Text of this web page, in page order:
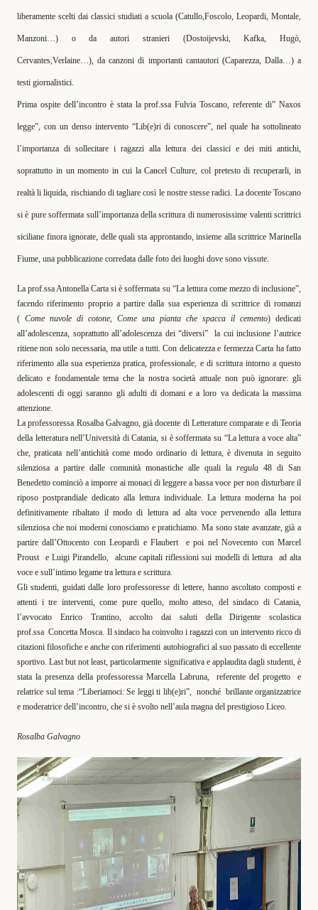
liberamente scelti dai classici studiati a scuola (Catullo,Foscolo, Leopardi, Montale,
Manzoni…) o da autori stranieri (Dostoijevski, Kafka, Hugò,
Cervantes,Verlaine…), da canzoni di importanti cantautori (Caparezza, Dalla…) a
testi giornalistici.
Prima ospite dell’incontro è stata la prof.ssa Fulvia Toscano, referente di” Naxos
legge”, con un denso intervento “Lib(e)ri di conoscere”, nel quale ha sottolineato
l’importanza di sollecitare i ragazzi alla lettura dei classici e dei miti antichi,
soprattutto in un momento in cui la Cancel Culture, col pretesto di recuperarli, in
realtà li liquida, rischiando di tagliare così le nostre stesse radici. La docente Toscano
si è pure soffermata sull’importanza della scrittura di numerosissime valenti scrittrici
siciliane finora ignorate, delle quali sta approntando, insieme alla scrittrice Marinella
Fiume, una pubblicazione corredata dalle foto dei luoghi dove sono vissute.
La prof.ssa Antonella Carta si è soffermata su “La lettura come mezzo di inclusione”,
facendo riferimento proprio a partire dalla sua esperienza di scrittrice di romanzi
( Come nuvole di cotone Come una pianta che spacca il cemento) dedicati
all’adolescenza, soprattutto all’adolescenza dei “diversi” la cui inclusione l’autrice
ritiene non solo necessaria, ma utile a tutti. Con delicatezza e fermezza Carta ha fatto
riferimento alla sua esperienza pratica, professionale, e di scrittura intorno a questo
delicato e fondamentale tema che la nostra società attuale non può ignorare: gli
adolescenti di oggi saranno gli adulti di domani e a loro va dedicata la massima
attenzione.
La professoressa Rosalba Galvagno, già docente di Letterature comparate e di Teoria
della letteratura nell’Università di Catania, si è soffermata su “La lettura a voce alta”
che, praticata nell’antichità come modo ordinario di lettura, è divenuta in seguito
silenziosa a partire dalle comunità monastiche alle quali la regula 48 di San
Benedetto cominciò a imporre ai monaci di leggere a bassa voce per non disturbare il
riposo postprandiale dedicato alla lettura individuale. La lettura moderna ha poi
definitivamente ribaltato il modo di lettura ad alta voce pervenendo alla lettura
silenziosa che noi moderni conosciamo e pratichiamo. Ma sono state avanzate, già a
partire dall’Ottocento con Leopardi e Flaubert e poi nel Novecento con Marcel
Proust e Luigi Pirandello, alcune capitali riflessioni sui modelli di lettura ad alta
voce e sull’intimo legame tra lettura e scrittura.
Gli studenti, guidati dalle loro professoresse di lettere, hanno ascoltato composti e
attenti i tre interventi, come pure quello, molto atteso, del sindaco di Catania,
l’avvocato Enrico Trantino, accolto dai saluti della Dirigente scolastica
prof.ssa Concetta Mosca. Il sindaco ha coinvolto i ragazzi con un intervento ricco di
citazioni filosofiche e anche con riferimenti autobiografici al suo passato di eccellente
sportivo. Last but not least, particolarmente significativa e applaudita dagli studenti, è
stata la presenza della professoressa Marcella Labruna, referente del progetto e
relatrice sul tema :“Liberiamoci: Se leggi ti lib(e)ri”, nonché brillante organizzatrice
e moderatrice dell’incontro, che si è svolto nell’aula magna del prestigioso Liceo.
Rosalba Galvagno